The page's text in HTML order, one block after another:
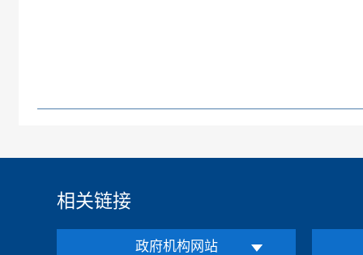
相关链接
政府机构网站